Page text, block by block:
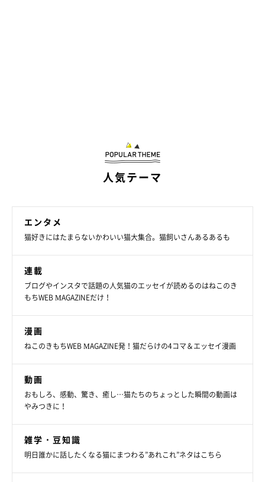
航くんと海くんってどんなコたち？
人気テーマ
エンタメ
猫好きにはたまらないかわいい猫大集合。猫飼いさんあるあるも
連載
ブログやインスタで話題の人気猫のエッセイが読めるのはねこのき
もちWEB MAGAZINEだけ！
漫画
ねこのきもちWEB MAGAZINE発！猫だらけの4コマ＆エッセイ漫画
動画
おもしろ、感動、驚き、癒し…猫たちのちょっとした瞬間の動画は
やみつきに！
雑学・豆知識
明日誰かに話したくなる猫にまつわる”あれこれ”ネタはこちら